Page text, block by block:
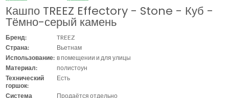
Кашпо TREEZ Effectory - Stone - Куб -
Тёмно-серый камень
Бренд:
TREEZ
Страна:
Вьетнам
Использование: в помещении и для улицы
Материал:
полистоун
Технический
горшок:
Есть
Система
Продаётся отдельно